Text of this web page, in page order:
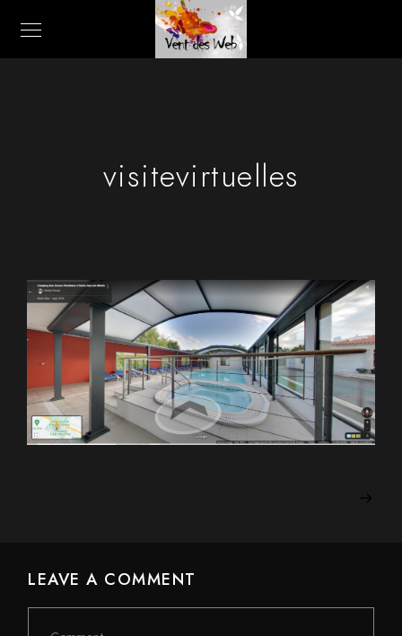
visitevirtuelles
LEAVE A COMMENT